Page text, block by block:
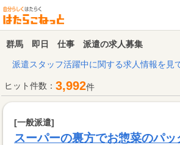
群馬 即日 仕事 派遣の求人募集
派遣スタッフ活躍中に関する求人情報を見
ヒット件数： 3,992件
[一般派遣]
スーパーの裏方でお惣菜のパッ